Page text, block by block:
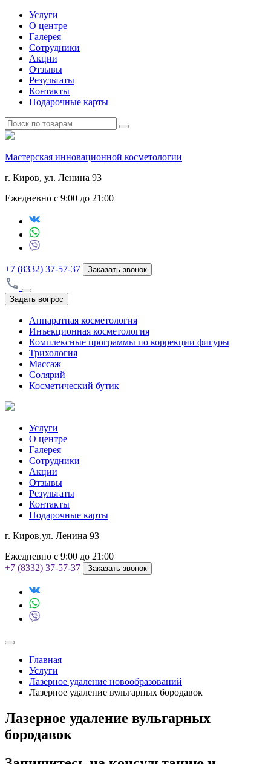
Услуги
О центре
Галерея
Сотрудники
Акции
Отзывы
Результаты
Контакты
Подарочные карты
Мастерская инновационной косметологии
г. Киров, ул. Ленина 93
Ежедневно с 9:00 до 21:00
+7 (8332) 37-57-37 Заказать звонок
Задать вопрос
Аппаратная косметология
Инъекционная косметология
Комплексные программы по коррекции фигуры
Трихология
Массаж
Солярий
Косметический бутик
Услуги
О центре
Галерея
Сотрудники
Акции
Отзывы
Результаты
Контакты
Подарочные карты
г. Киров,ул. Ленина 93
Ежедневно с 9:00 до 21:00
+7 (8332) 37-57-37
Заказать звонок
Главная
Услуги
Лазерное удаление новообразований
Лазерное удаление вульгарных бородавок
Лазерное удаление вульгарных
бородавок